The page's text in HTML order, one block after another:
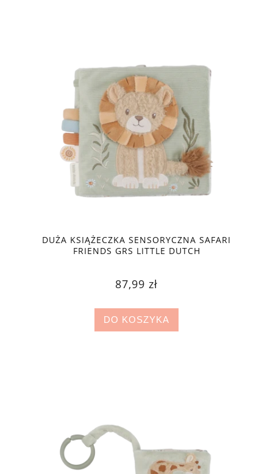
DUŻA KSIĄŻECZKA SENSORYCZNA SAFARI
FRIENDS GRS LITTLE DUTCH
87,99 zł
DO KOSZYKA